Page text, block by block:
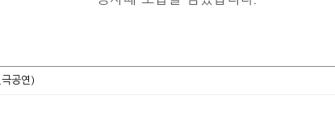
공연)